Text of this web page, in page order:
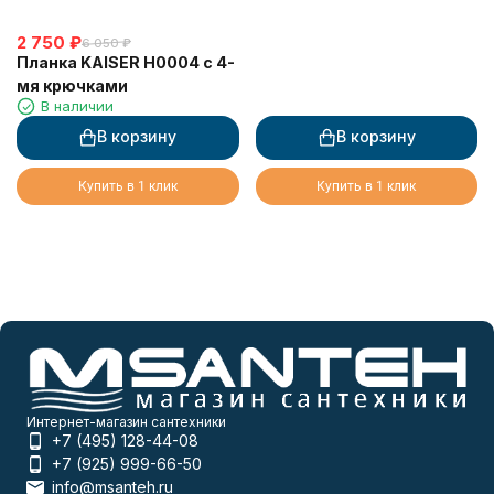
2 750 ₽6 050 ₽
Планка KAISER H0004 с 4-
мя крючками
В наличии
В корзину
Купить в 1 клик
В корзину
Купить в 1 клик
Интернет-магазин сантехники
+7 (495) 128-44-08
+7 (925) 999-66-50
info@msanteh.ru